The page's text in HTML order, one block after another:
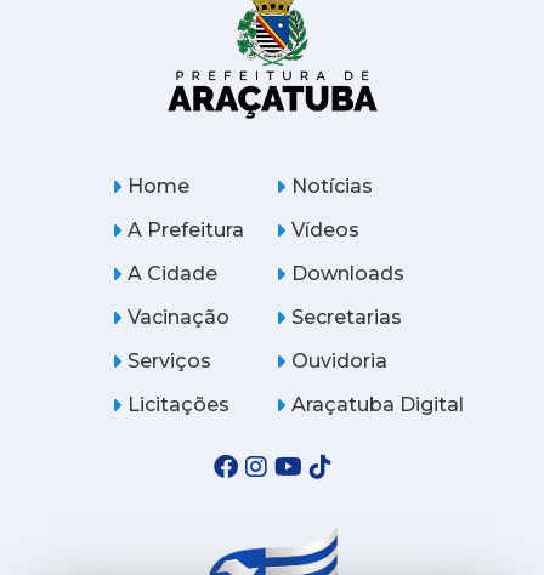
Home
A Prefeitura
A Cidade
Notícias
Vídeos
Downloads
Vacinação
Serviços
Licitações
Secretarias
Ouvidoria
Araçatuba Digital